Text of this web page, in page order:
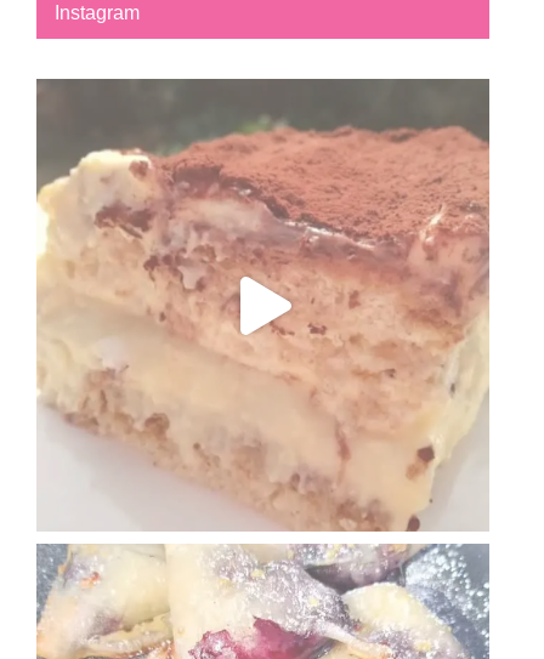
Instagram